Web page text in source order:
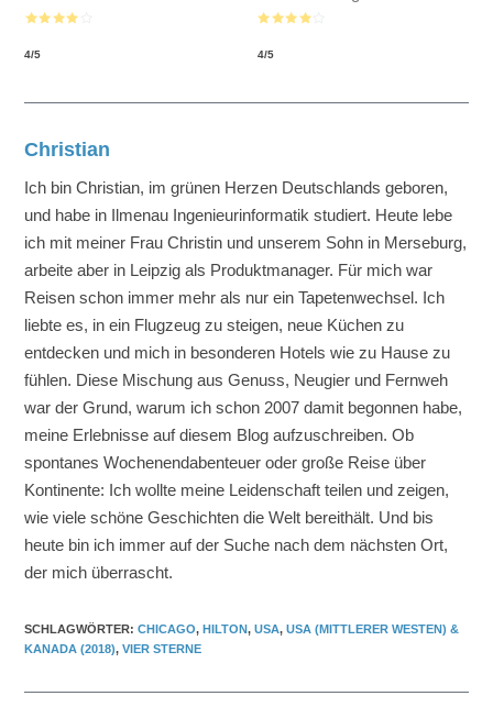
4/5 4/5
Christian
Ich bin Christian, im grünen Herzen Deutschlands geboren,
und habe in Ilmenau Ingenieurinformatik studiert. Heute lebe
ich mit meiner Frau Christin und unserem Sohn in Merseburg,
arbeite aber in Leipzig als Produktmanager. Für mich war
Reisen schon immer mehr als nur ein Tapetenwechsel. Ich
liebte es, in ein Flugzeug zu steigen, neue Küchen zu
entdecken und mich in besonderen Hotels wie zu Hause zu
fühlen. Diese Mischung aus Genuss, Neugier und Fernweh
war der Grund, warum ich schon 2007 damit begonnen habe,
meine Erlebnisse auf diesem Blog aufzuschreiben. Ob
spontanes Wochenendabenteuer oder große Reise über
Kontinente: Ich wollte meine Leidenschaft teilen und zeigen,
wie viele schöne Geschichten die Welt bereithält. Und bis
heute bin ich immer auf der Suche nach dem nächsten Ort,
der mich überrascht.
SCHLAGWÖRTER:CHICAGO, HILTON, USA, USA (MITTLERER WESTEN) &
KANADA (2018), VIER STERNE